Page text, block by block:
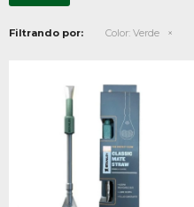
Filtrando por: Color: Verde